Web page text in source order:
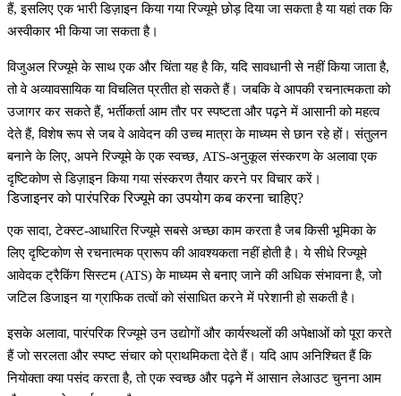
हैं, इसलिए एक भारी डिज़ाइन किया गया रिज्यूमे छोड़ दिया जा सकता है या यहां तक कि
अस्वीकार भी किया जा सकता है।
विजुअल रिज्यूमे के साथ एक और चिंता यह है कि, यदि सावधानी से नहीं किया जाता है,
तो वे अव्यावसायिक या विचलित प्रतीत हो सकते हैं। जबकि वे आपकी रचनात्मकता को
उजागर कर सकते हैं, भर्तीकर्ता आम तौर परस्पष्टता और पढ़ने में आसानीको महत्व
देते हैं, विशेष रूप से जब वे आवेदन की उच्च मात्रा के माध्यम से छान रहे हों। संतुलन
बनाने के लिए, अपने रिज्यूमे के एक स्वच्छ, ATS-अनुकूल संस्करण के अलावा एक
दृष्टिकोण से डिज़ाइन किया गया संस्करण तैयार करने पर विचार करें।
डिजाइनर को पारंपरिक रिज्यूमे का उपयोग कब करना चाहिए?
एक सादा, टेक्स्ट-आधारित रिज्यूमे सबसे अच्छा काम करता है जब किसी भूमिका के
लिए दृष्टिकोण से रचनात्मक प्रारूप की आवश्यकता नहीं होती है। ये सीधे रिज्यूमे
आवेदक ट्रैकिंग सिस्टम (ATS)के माध्यम से बनाए जाने की अधिक संभावना है, जो
जटिल डिजाइन या ग्राफिक तत्वों को संसाधित करने में परेशानी हो सकती है।
इसके अलावा, पारंपरिक रिज्यूमे उन उद्योगों और कार्यस्थलों की अपेक्षाओं को पूरा करते
हैं जो सरलता और स्पष्ट संचार को प्राथमिकता देते हैं। यदि आप अनिश्चित हैं कि
नियोक्ता क्या पसंद करता है, तो एक स्वच्छ और पढ़ने में आसान लेआउट चुनना आम